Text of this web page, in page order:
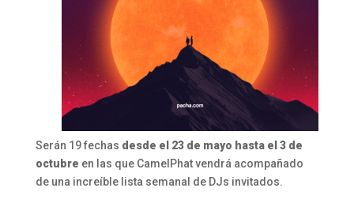
Serán 19 fechas desde el 23 de mayo hasta el 3 de
octubre en las que CamelPhat vendrá acompañado
de una increíble lista semanal de DJs invitados.